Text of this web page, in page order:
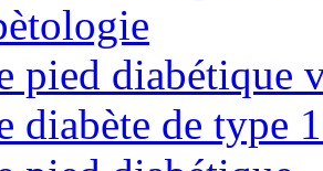
pied diabétique
diabète de type